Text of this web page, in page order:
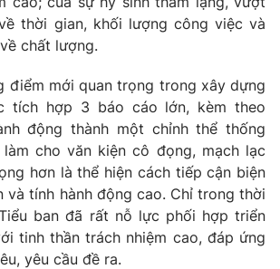
thời gian, khối lượng công việc và
chất lượng.
điểm mới quan trọng trong xây dựng
tích hợp 3 báo cáo lớn, kèm theo
động thành một chỉnh thể thống
cho văn kiện cô đọng, mạch lạc
hơn là thể hiện cách tiếp cận biện
và tính hành động cao. Chỉ trong thời
ban đã rất nỗ lực phối hợp triển
tinh thần trách nhiệm cao, đáp ứng
yêu cầu đề ra.